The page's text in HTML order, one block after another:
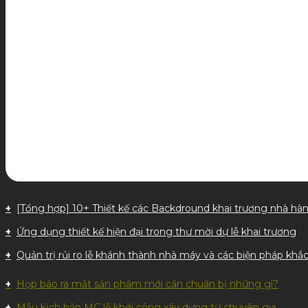
[Tổng hợp] 10+ Thiết kế các Backdround khai trương nhà
Ứng dụng thiết kế hiện đại trong thư mời dự lễ khai trương
Quản trị rủi ro lễ khánh thành nhà máy và các biện pháp
Họp báo ra mắt sản phẩm mới cần chuẩn bị những gì?